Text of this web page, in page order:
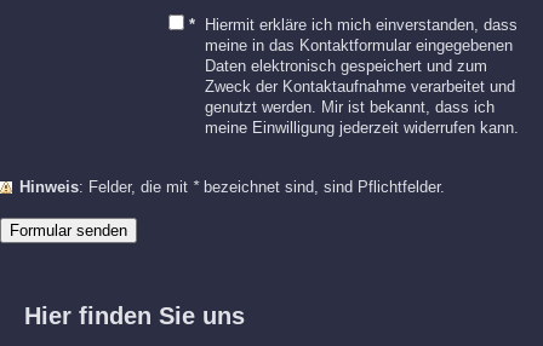
*
Hiermit erkläre ich mich einverstanden, dass
meine in das Kontaktformular eingegebenen
Daten elektronisch gespeichert und zum
Zweck der Kontaktaufnahme verarbeitet und
genutzt werden. Mir ist bekannt, dass ich
meine Einwilligung jederzeit widerrufen kann.
Hinweis : Felder, die mit *bezeichnet sind, sind Pflichtfelder.
Hier finden Sie uns